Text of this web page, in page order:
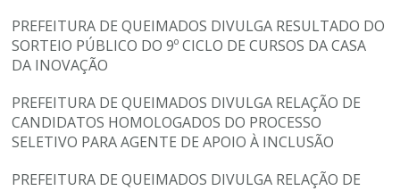
PREFEITURA DE QUEIMADOS DIVULGA RESULTADO DO
SORTEIO PÚBLICO DO 9º CICLO DE CURSOS DA CASA
DA INOVAÇÃO
PREFEITURA DE QUEIMADOS DIVULGA RELAÇÃO DE
CANDIDATOS HOMOLOGADOS DO PROCESSO
SELETIVO PARA AGENTE DE APOIO À INCLUSÃO
PREFEITURA DE QUEIMADOS DIVULGA RELAÇÃO DE